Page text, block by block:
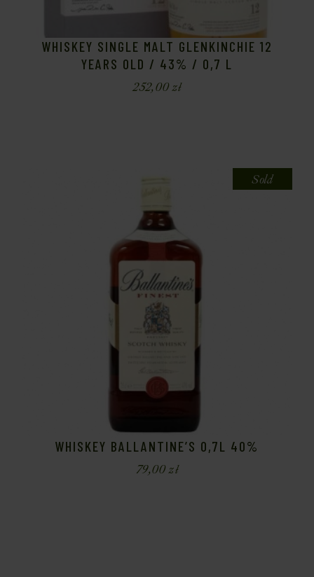
WHISKEY SINGLE MALT GLENKINCHIE 12
YEARS OLD / 43% / 0,7 L
252,00zł
Sold
WHISKEY BALLANTINE’S 0,7L 40%
79,00zł